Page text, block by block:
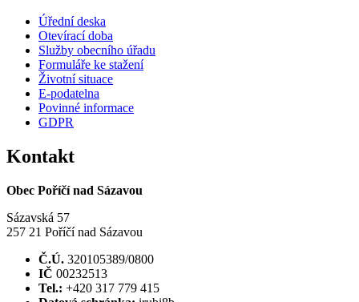
Úřední deska
Otevírací doba
Služby obecního úřadu
Formuláře ke stažení
Životní situace
E-podatelna
Povinné informace
GDPR
Kontakt
Obec Poříčí nad Sázavou
Sázavská 57
257 21 Poříčí nad Sázavou
Č.Ú. 320105389/0800
IČ 00232513
Tel.: +420 317 779 415